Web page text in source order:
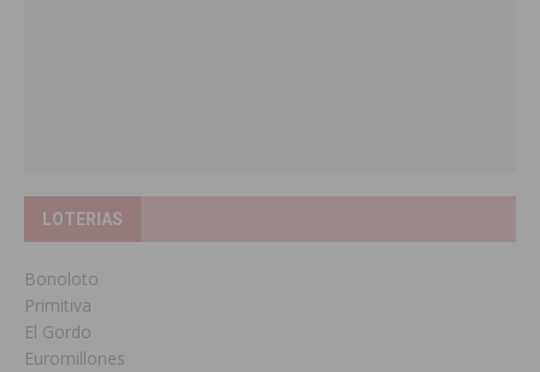
LOTERIAS
Bonoloto
Primitiva
El Gordo
Euromillones